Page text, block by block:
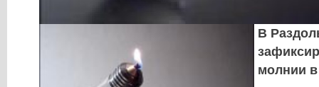
В
молнии